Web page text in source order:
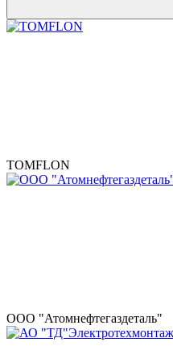
TOMFLON
ООО "Атомнефтегаздеталь"